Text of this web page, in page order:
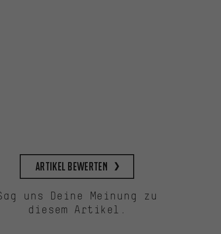
Artikel bewerten
uns Deine Meinung zu
diesem Artikel.